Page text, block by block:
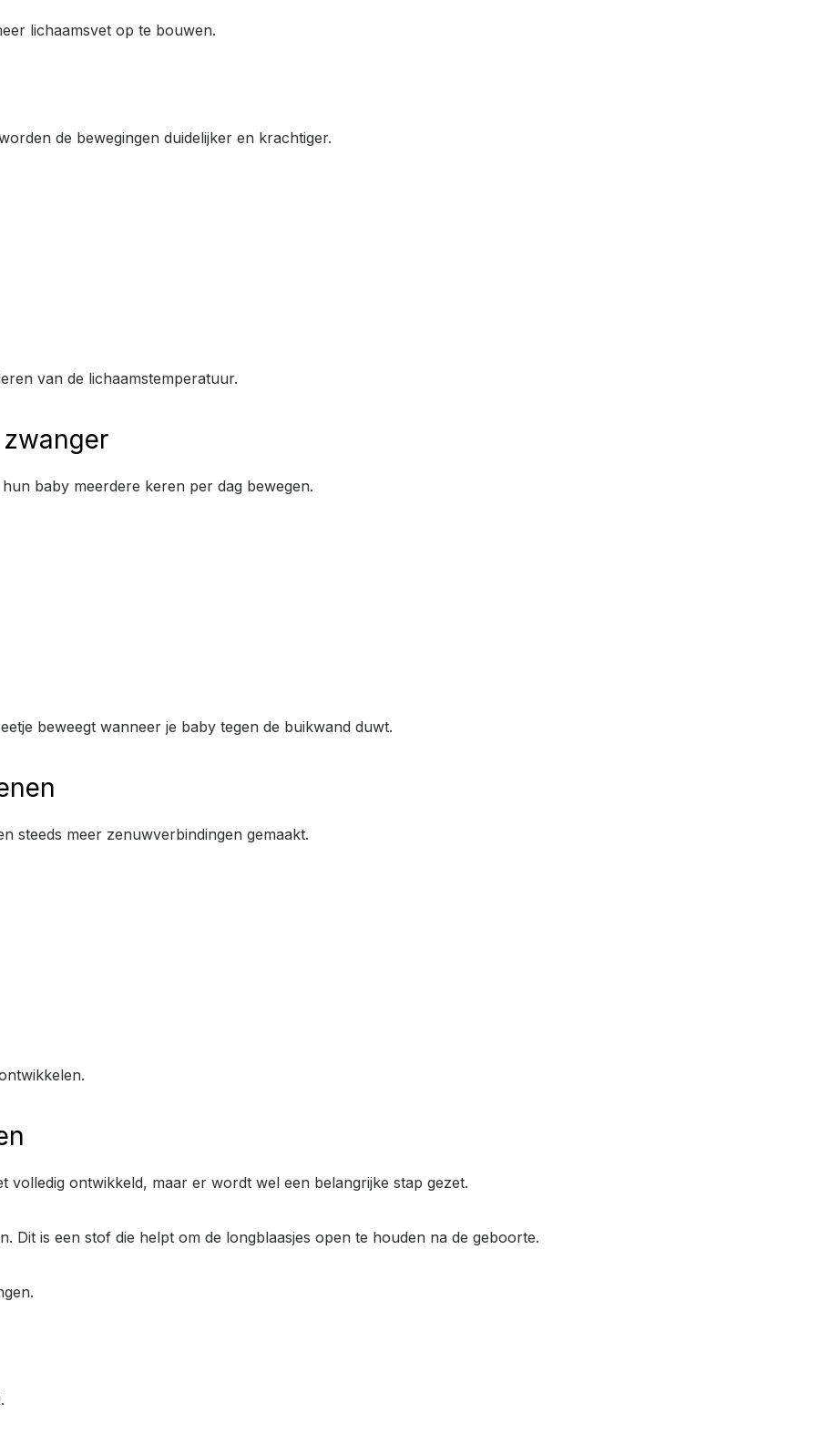
lichaamsvet op te bouwen.
de bewegingen duidelijker en krachtiger.
van de lichaamstemperatuur.
baby meerdere keren per dag bewegen.
beweegt wanneer je baby tegen de buikwand duwt.
steeds meer zenuwverbindingen gemaakt.
volledig ontwikkeld, maar er wordt wel een belangrijke stap gezet.
Dit is een stof die helpt om de longblaasjes open te houden na de geboorte.